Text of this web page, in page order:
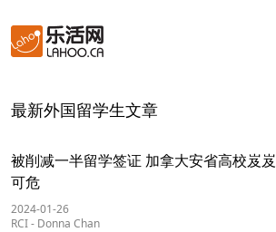
最新外国留学生文章
被削减一半留学签证 加拿大安省高校岌岌
可危
2024-01-26
RCI- Donna Chan